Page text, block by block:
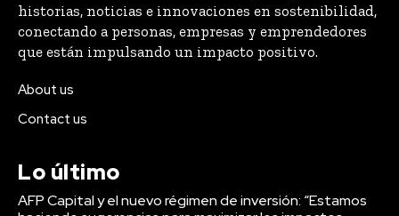
historias, noticias e innovaciones en sostenibilidad,
conectando a personas, empresas y emprendedores
que están impulsando un impacto positivo.
About us
Contact us
Lo último
AFP Capital y el nuevo régimen de inversión: “Estamos